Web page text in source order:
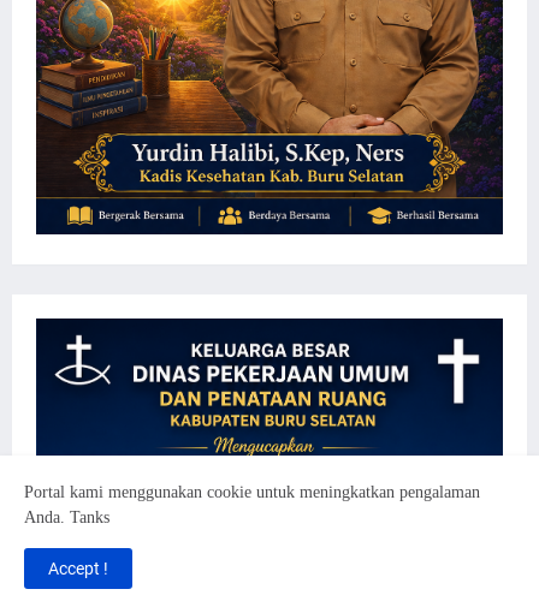
Portal kami menggunakan cookie untuk meningkatkan pengalaman
Anda. Tanks
Accept !